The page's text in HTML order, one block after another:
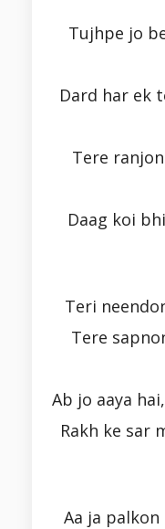
Tujhpe jo
Dard har ek
Tere
Daag koi
Teri
Tere
Ab jo aaya
Rakh ke sar
Aa ja